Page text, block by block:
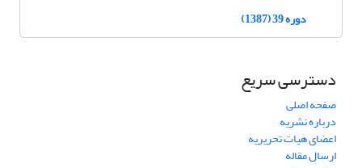
دوره 39 (1387)
دسترسی سریع
صفحه اصلی
درباره نشریه
اعضای هیات تحریریه
ارسال مقاله